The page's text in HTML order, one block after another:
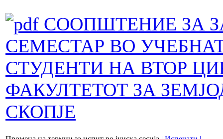
СООПШТЕНИЕ ЗА
СЕМЕСТАР ВО
СТУДЕНТИ НА ВТОР
ФАКУЛТЕТОТ ЗА
СКОПЈЕ